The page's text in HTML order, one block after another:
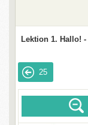
Lektion 1. Hallo! -
25